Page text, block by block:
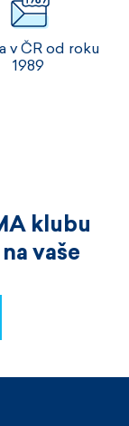
v ČR od roku
1989
klubu
vaše